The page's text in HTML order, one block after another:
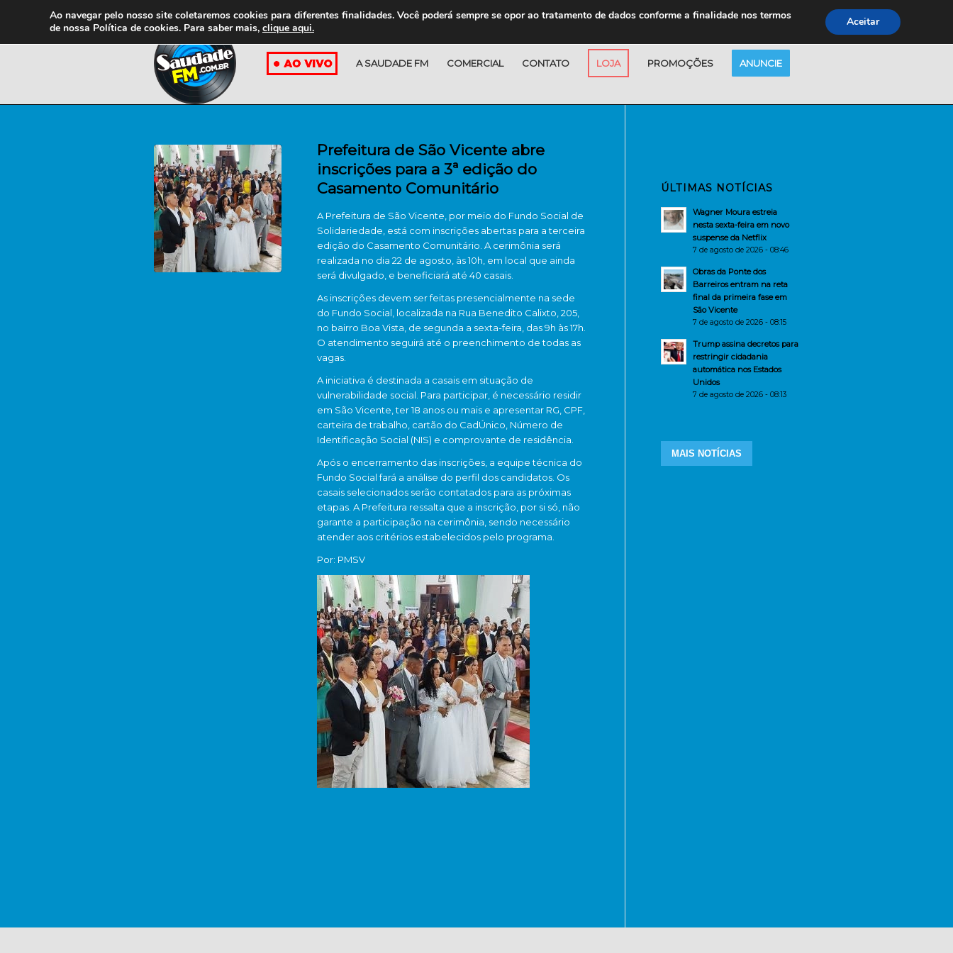
A SAUDADE FM COMERCIAL CONTATO LOJA PROMOÇÕES ANUNCIE
Prefeitura de São Vicente abre
inscrições para a 3ª edição do
Casamento Comunitário
A Prefeitura de São Vicente , por meio do Fundo Social de
Solidariedade, está com inscrições abertas para a terceira
edição do Casamento Comunitário. A cerimônia será
realizada no dia 22 de agosto, às 10h, em local que ainda
será divulgado, e beneficiará até 40 casais.
As inscrições devem ser feitas presencialmente na sede
do Fundo Social, localizada na Rua Benedito Calixto, 205,
no bairro Boa Vista, de segunda a sexta-feira, das 9h às 17h.
O atendimento seguirá até o preenchimento de todas as
vagas.
A iniciativa é destinada a casais em situação de
vulnerabilidade social. Para participar, é necessário residir
em São Vicente , ter 18 anos ou mais e apresentar RG, CPF,
carteira de trabalho, cartão do CadÚnico, Número de
Identificação Social (NIS) e comprovante de residência.
Após o encerramento das inscrições, a equipe técnica do
Fundo Social fará a análise do perfil dos candidatos. Os
casais selecionados serão contatados para as próximas
etapas. A Prefeitura ressalta que a inscrição, por si só, não
garante a participação na cerimônia, sendo necessário
atender aos critérios estabelecidos pelo programa.
Por: PMSV
ÚLTIMAS NOTÍCIAS
Wagner Moura estreia
nesta sexta-feira em novo
suspense da Netflix
7 de agosto de 2026 - 08:46
Obras da Ponte dos
Barreiros entram na reta
final da primeira fase em
São Vicente
7 de agosto de 2026 - 08:15
Trump assina decretos para
restringir cidadania
automática nos Estados
Unidos
7 de agosto de 2026 - 08:13
MAIS NOTÍCIAS
Ao navegar pelo nosso site coletaremos cookies para diferentes finalidades. Você poderá sempre se opor ao tratamento de dados conforme a finalidade nos termos
de nossa Política de cookies. Para saber mais, clique aqui. Aceitar